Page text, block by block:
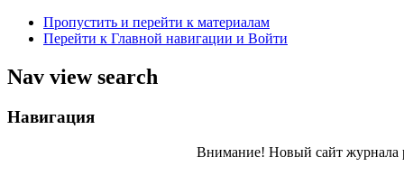
Пропустить и перейти к материалам
Перейти к Главной навигации и Войти
Nav view search
Навигация
Внимание! Новый сайт журнала